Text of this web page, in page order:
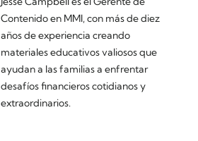
Contenido en MMI, con más de diez
años de experiencia creando
materiales educativos valiosos que
ayudan a las familias a enfrentar
desafíos financieros cotidianos y
extraordinarios.